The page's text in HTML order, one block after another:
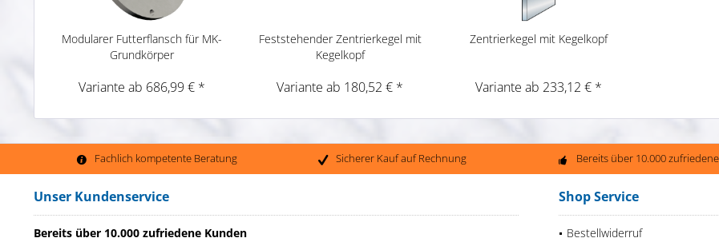
Modularer Futterflansch für MK-
Grundkörper
Variante ab 686,99 € *
Feststehender Zentrierkegel mit
Kegelkopf
Variante ab 180,52 € *
Zentrierkegel mit Kegelkopf
Variante ab 233,12 € *
Fachlich kompetente Beratung Sicherer Kauf auf Rechnung Bereits über 10.000
Unser Kundenservice
Bereits über 10.000 zufriedene Kunden
Shop Service
Bestellwiderruf